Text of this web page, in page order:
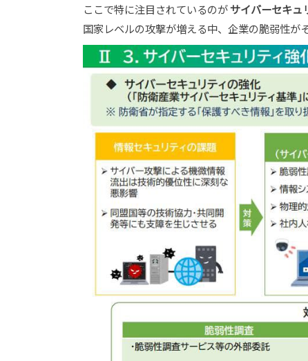
ここで特に注目されているのがサイバーセキュ
国家レベルの攻撃が増える中、企業の脆弱性が